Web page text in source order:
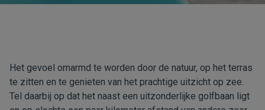
Het gevoel omarmd te worden door de natuur, op het terras
te zitten en te genieten van het prachtige uitzicht op zee.
Tel daarbij op dat het naast een uitzonderlijke golfbaan ligt